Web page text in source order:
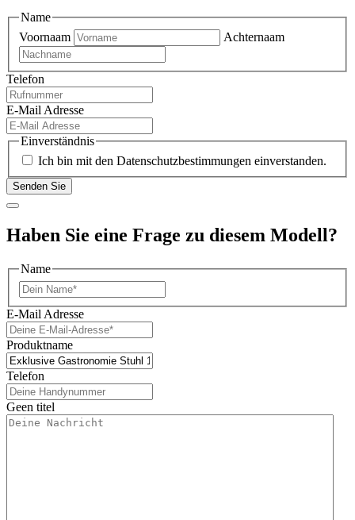
Name
Voornaam
Achternaam
Telefon
E-Mail Adresse
Einverständnis
Ich bin mit den Datenschutzbestimmungen einverstanden.
Haben Sie eine Frage zu diesem Modell?
Name
E-Mail Adresse
Produktname
Telefon
Geen titel